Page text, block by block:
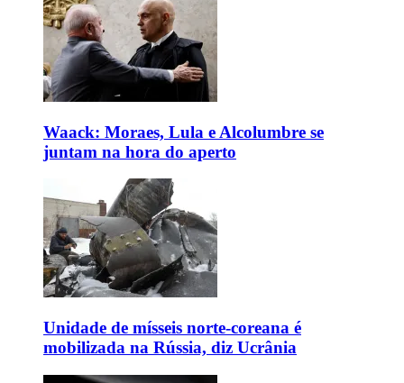
Waack: Moraes, Lula e Alcolumbre se
juntam na hora do aperto
Unidade de mísseis norte-coreana é
mobilizada na Rússia, diz Ucrânia